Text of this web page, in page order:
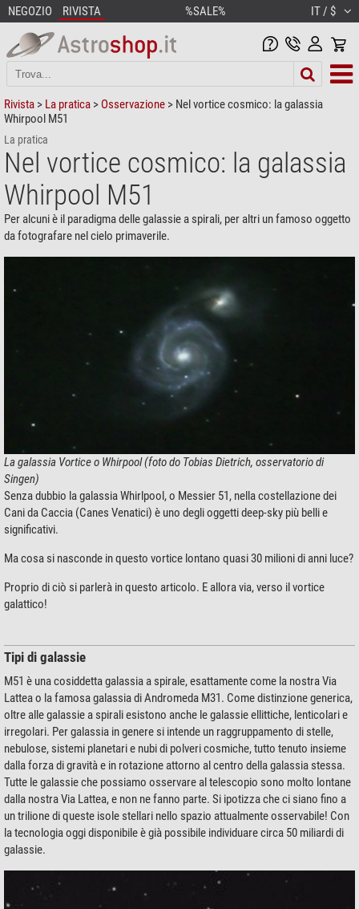
NEGOZIO RIVISTA %SALE% IT / $
Rivista > La pratica > Osservazione > Nel vortice cosmico: la galassia
Whirpool M51
La pratica
Nel vortice cosmico: la galassia
Whirpool M51
Per alcuni è il paradigma delle galassie a spirali, per altri un famoso oggetto
da fotografare nel cielo primaverile.
La galassia Vortice o Whirpool (foto do Tobias Dietrich, osservatorio di
Singen)
Senza dubbio la galassia Whirlpool, o Messier 51, nella costellazione dei
Cani da Caccia (Canes Venatici) è uno degli oggetti deep-sky più belli e
significativi.
Ma cosa si nasconde in questo vortice lontano quasi 30 milioni di anni luce?
Proprio di ciò si parlerà in questo articolo. E allora via, verso il vortice
galattico!
Tipi di galassie
M51 è una cosiddetta galassia a spirale, esattamente come la nostra Via
Lattea o la famosa galassia di Andromeda M31. Come distinzione generica,
oltre alle galassie a spirali esistono anche le galassie ellittiche, lenticolari e
irregolari. Per galassia in genere si intende un raggruppamento di stelle,
nebulose, sistemi planetari e nubi di polveri cosmiche, tutto tenuto insieme
dalla forza di gravità e in rotazione attorno al centro della galassia stessa.
Tutte le galassie che possiamo osservare al telescopio sono molto lontane
dalla nostra Via Lattea, e non ne fanno parte. Si ipotizza che ci siano fino a
un trilione di queste isole stellari nello spazio attualmente osservabile! Con
la tecnologia oggi disponibile è già possibile individuare circa 50 miliardi di
galassie.